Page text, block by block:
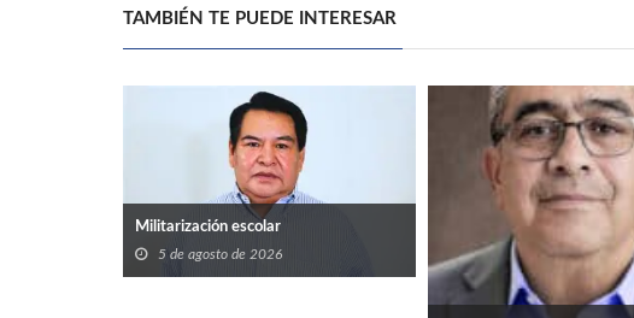
TAMBIÉN TE PUEDE INTERESAR
Militarización escolar
5 de agosto de 2026